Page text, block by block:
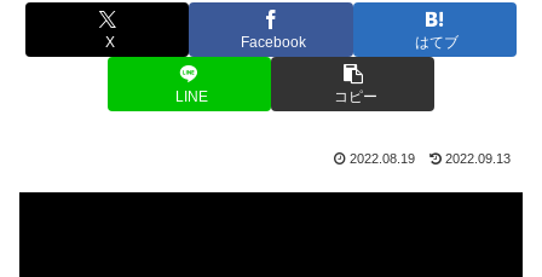
X Facebook はてブ
LINE コピー
2022.08.19 2022.09.13